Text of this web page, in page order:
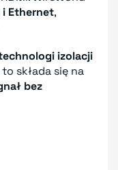
i Ethernet,
izolacji
składa się na
bez